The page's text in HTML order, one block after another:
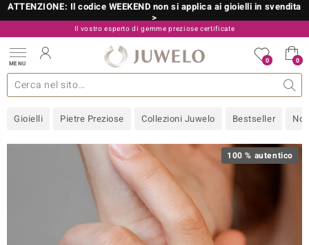
ATTENZIONE: Il codice WEEKEND non si applica ai gioielli in svendita
>
Il vostro esperto di gemme preziose certificate
800 986 787
MENU 0 0
Gioielli Pietre Preziose Collezioni Juwelo Bestseller
gioielli Design Metallo prezioso Misure anelli
più importanti Pietre preziose per colore Pietre preziose
Informazioni generali Approfondimenti Consigli
Acquistare in diretta Juwelo
100 % autentico